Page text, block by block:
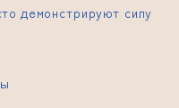
демонстрируют силу